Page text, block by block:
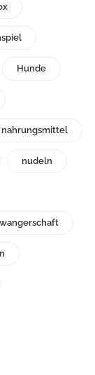
Hunde
nahrungsmittel
nudeln